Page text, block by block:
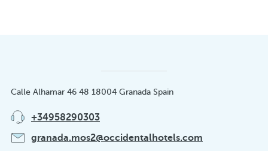
Calle Alhamar 46 48 18004 Granada Spain
+34958290303
granada.mos2@occidentalhotels.com